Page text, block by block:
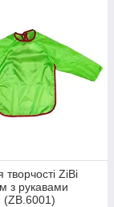
ZiBi
з рукавами
(ZB.6001)